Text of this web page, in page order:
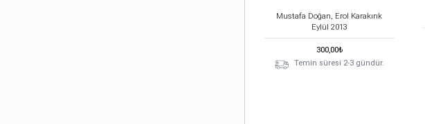
Mustafa Doğan, Erol Karakırık
Eylül 2013
300,00₺
Temin süresi 2-3 gündür.